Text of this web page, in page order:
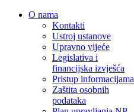
O nama
Kontakti
Ustroj ustanove
Upravno vijeće
Legislativa i
financijska izvješća
Pristup informacijama
Zaštita osobnih
podataka